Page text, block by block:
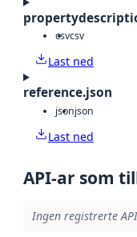
csvcsv
Last ned
reference.json
jsonjson
Last ned
API-ar som
Ingen registrerte